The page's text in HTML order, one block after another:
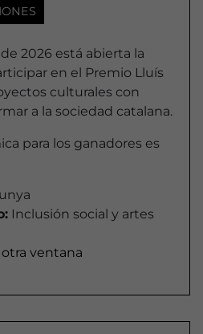
2026 está abierta la
en el Premio Lluís
culturales con
a la sociedad catalana.
para los ganadores es
Inclusión social y artes
ventana